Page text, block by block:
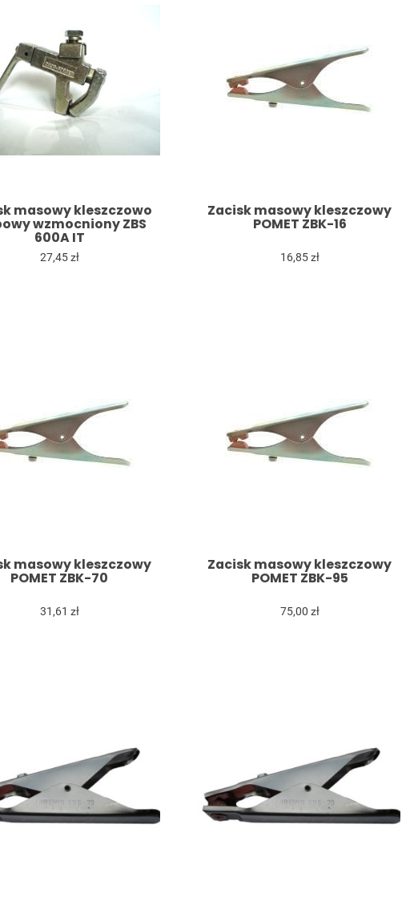
masowy kleszczowo
wzmocniony ZBS
600A IT
27,45 zł
Zacisk masowy kleszczowy
POMET ZBK-16
16,85 zł
masowy kleszczowy
POMET ZBK-70
31,61 zł
Zacisk masowy kleszczowy
POMET ZBK-95
75,00 zł